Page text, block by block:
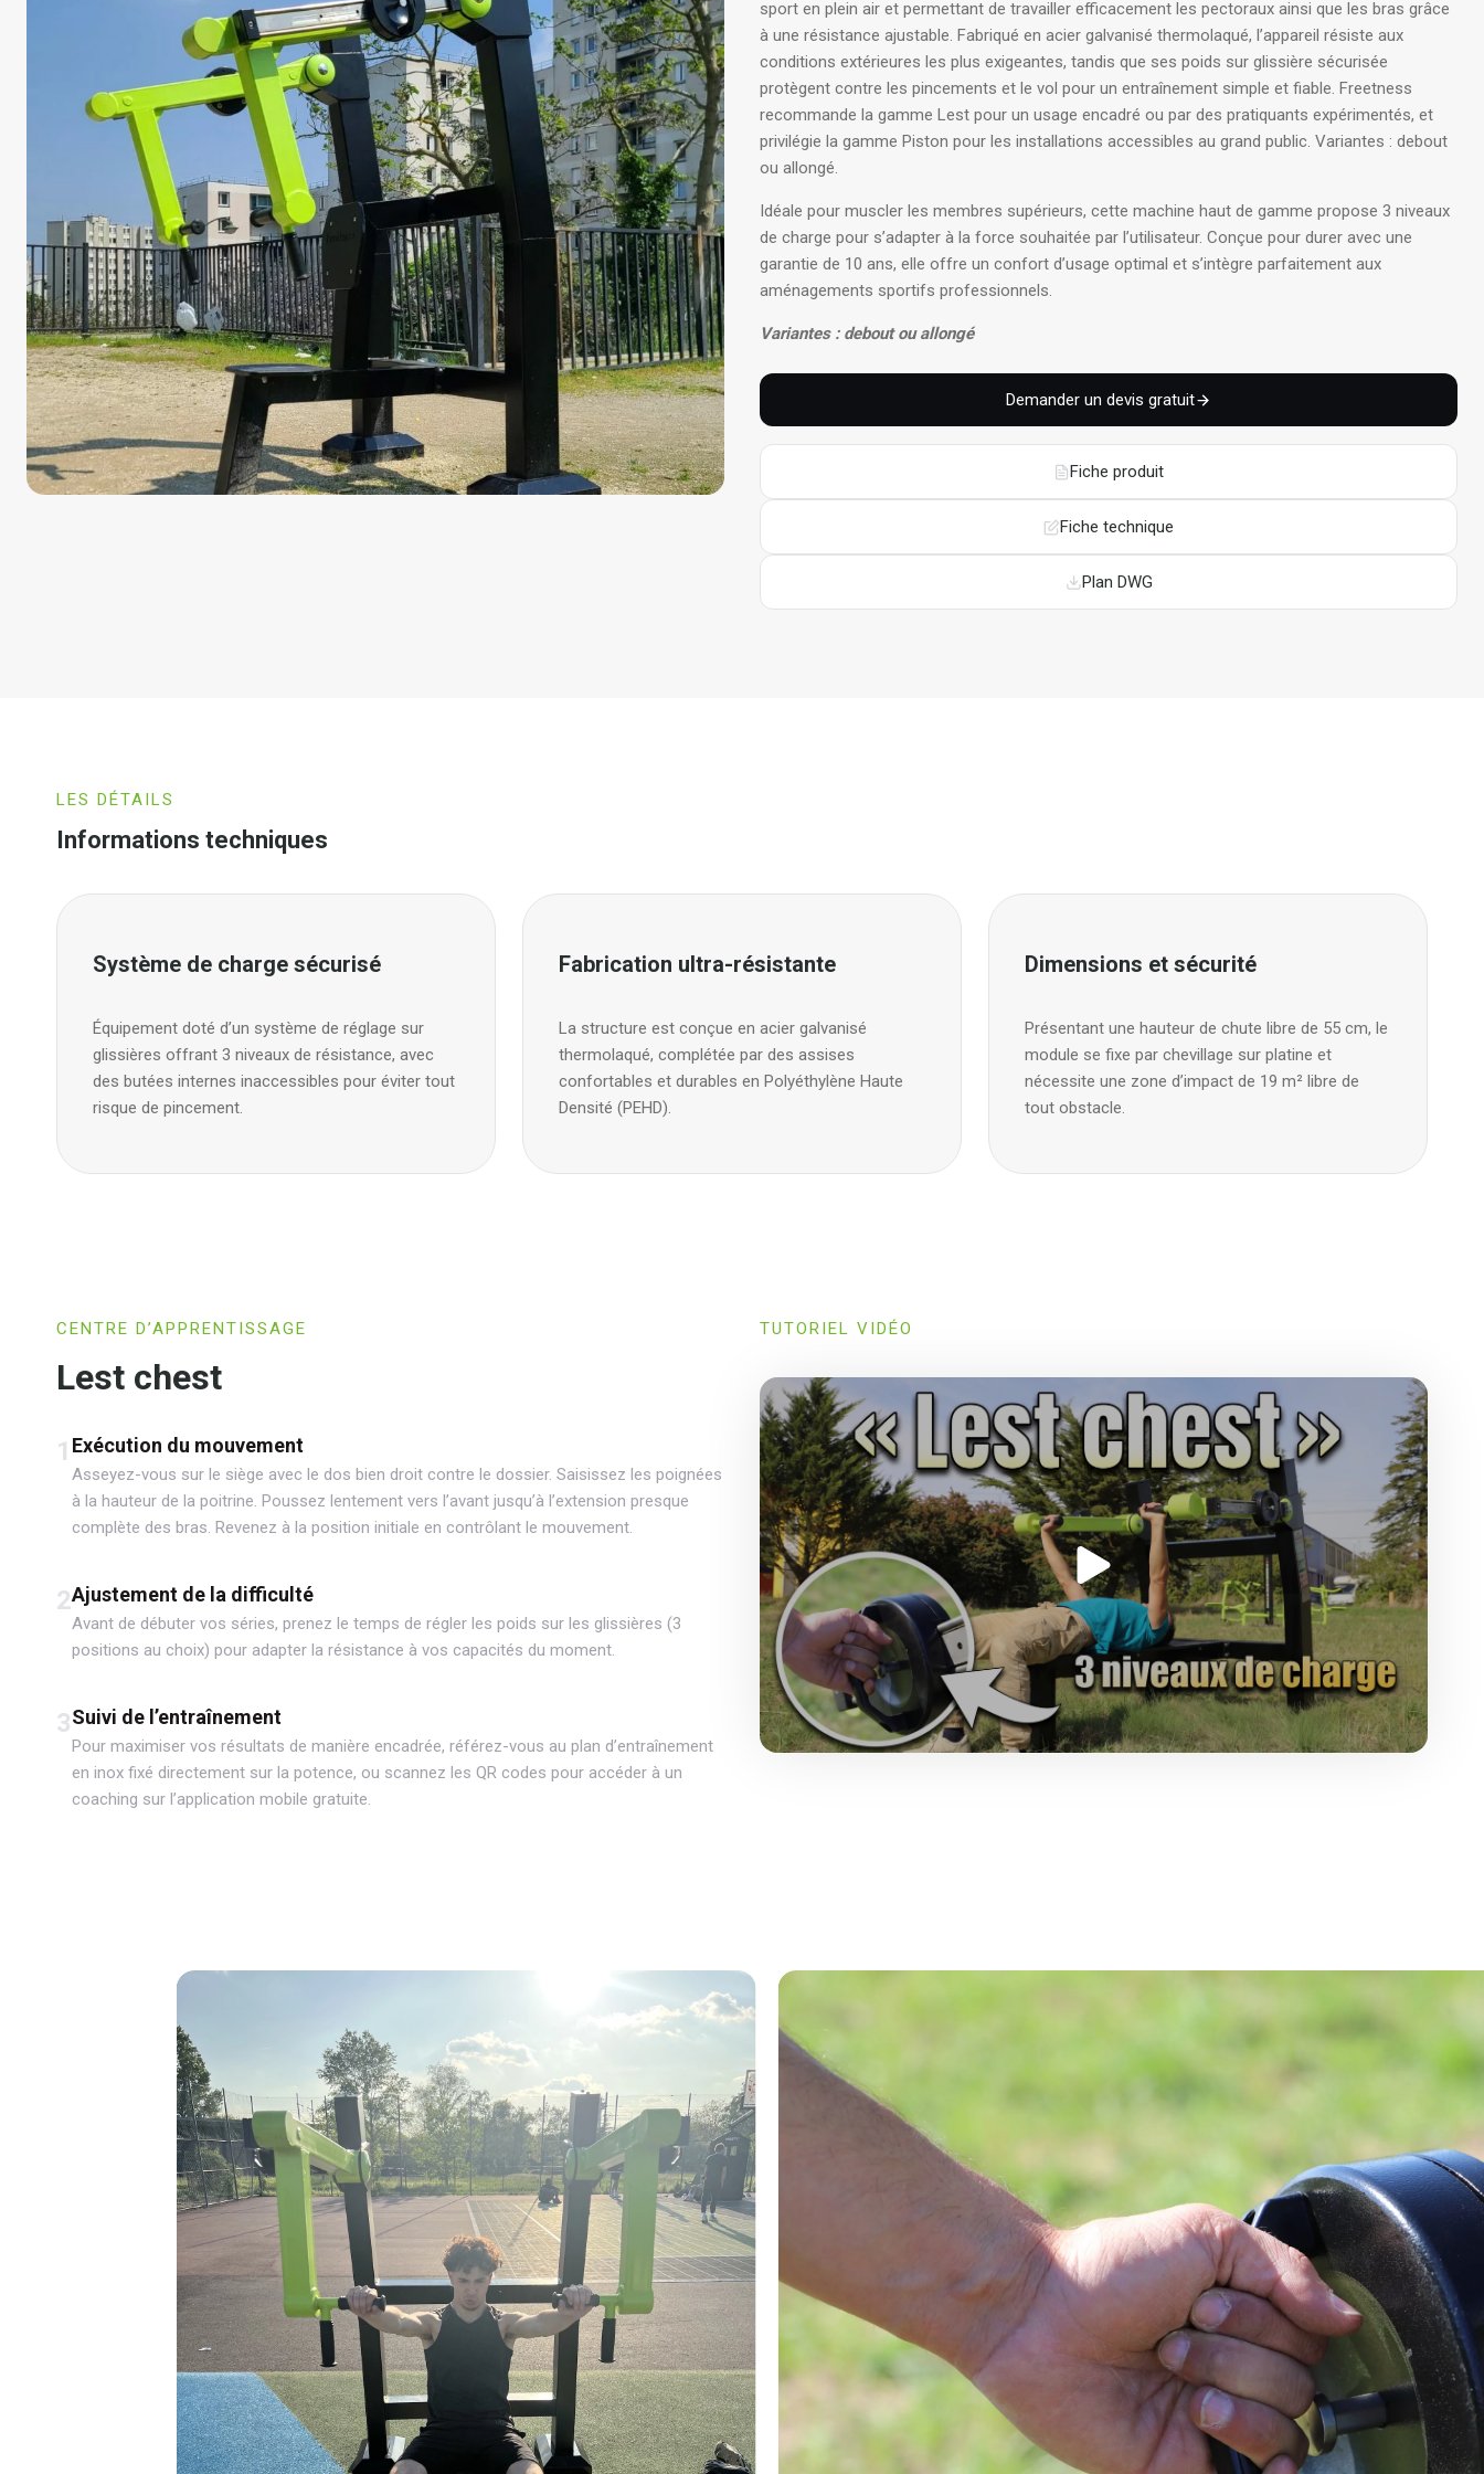
sport en plein air et permettant de travailler efficacement les pectoraux ainsi que les bras grâce
à une résistance ajustable. Fabriqué en acier galvanisé thermolaqué, l’appareil résiste aux
conditions extérieures les plus exigeantes, tandis que ses poids sur glissière sécurisée
protègent contre les pincements et le vol pour un entraînement simple et fiable. Freetness
recommande la gamme Lest pour un usage encadré ou par des pratiquants expérimentés, et
privilégie la gamme Piston pour les installations accessibles au grand public. Variantes : debout
ou allongé.
Idéale pour muscler les membres supérieurs, cette machine haut de gamme propose 3 niveaux
de charge pour s’adapter à la force souhaitée par l’utilisateur. Conçue pour durer avec une
garantie de 10 ans, elle offre un confort d’usage optimal et s’intègre parfaitement aux
aménagements sportifs professionnels.
Variantes : debout ou allongé
Demander un devis gratuit
Fiche produit
Fiche technique
Plan DWG
LES DÉTAILS
Informations techniques
Système de charge sécurisé
Équipement doté d’un système de réglage sur
glissières offrant 3 niveaux de résistance, avec
des butées internes inaccessibles pour éviter tout
risque de pincement.
Fabrication ultra-résistante
La structure est conçue en acier galvanisé
thermolaqué, complétée par des assises
confortables et durables en Polyéthylène Haute
Densité (PEHD).
Dimensions et sécurité
Présentant une hauteur de chute libre de 55 cm, le
module se fixe par chevillage sur platine et
nécessite une zone d’impact de 19 m² libre de
tout obstacle.
CENTRE D’APPRENTISSAGE
Lest chest
1 Exécution du mouvement
Asseyez-vous sur le siège avec le dos bien droit contre le dossier. Saisissez les poignées
à la hauteur de la poitrine. Poussez lentement vers l’avant jusqu’à l’extension presque
complète des bras. Revenez à la position initiale en contrôlant le mouvement.
2Ajustement de la difficulté
Avant de débuter vos séries, prenez le temps de régler les poids sur les glissières (3
positions au choix) pour adapter la résistance à vos capacités du moment.
3Suivi de l’entraînement
Pour maximiser vos résultats de manière encadrée, référez-vous au plan d’entraînement
en inox fixé directement sur la potence, ou scannez les QR codes pour accéder à un
coaching sur l’application mobile gratuite.
TUTORIEL VIDÉO